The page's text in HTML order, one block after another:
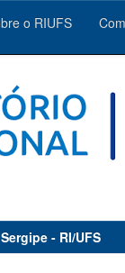
o RIUFS
- RI/UFS